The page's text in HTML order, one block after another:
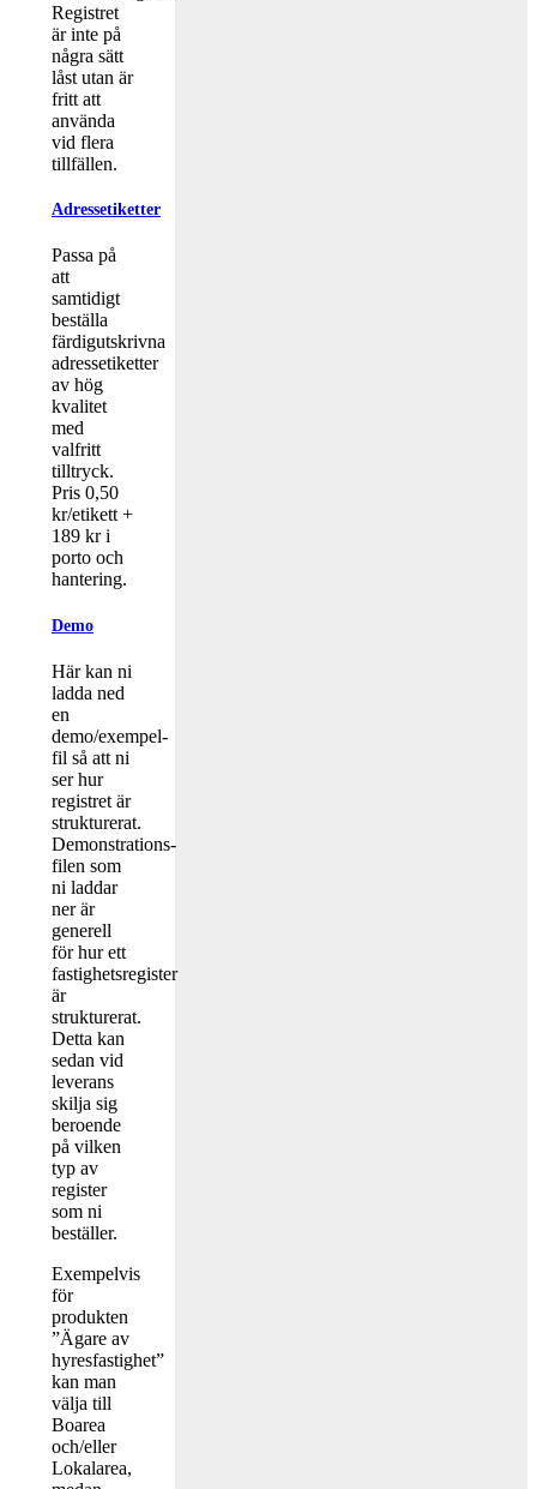
Registret
är inte på
några sätt
låst utan är
fritt att
använda
vid flera
tillfällen.
Adressetiketter
Passa på
att
samtidigt
beställa
färdigutskrivna
adressetiketter
av hög
kvalitet
med
valfritt
tilltryck.
Pris 0,50
kr/etikett +
189 kr i
porto och
hantering.
Demo
Här kan ni
ladda ned
en
demo/exempel-
fil så att ni
ser hur
registret är
strukturerat.
Demonstrations-
filen som
ni laddar
ner är
generell
för hur ett
fastighetsregister
är
strukturerat.
Detta kan
sedan vid
leverans
skilja sig
beroende
på vilken
typ av
register
som ni
beställer.
Exempelvis
för
produkten
”Ägare av
hyresfastighet”
kan man
välja till
Boarea
och/eller
Lokalarea,